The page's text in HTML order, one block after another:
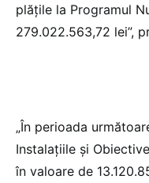
plățile la Programul
279.022.563,72 lei”,
„În perioada
Instalațiile și
în valoare de